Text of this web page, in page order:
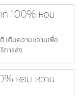
ท้ 100% หอม
เติมความหวานเพื่อ
การส่ง
หอม หวาน